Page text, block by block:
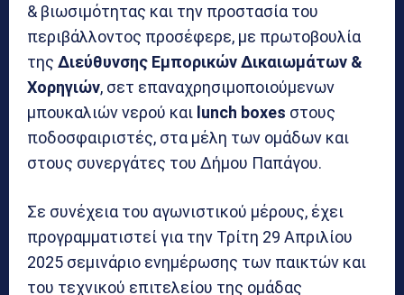
& βιωσιμότητας και την προστασία του
περιβάλλοντος προσέφερε, με πρωτοβουλία
της Διεύθυνσης Εμπορικών Δικαιωμάτων &
Χορηγιών, σετ επαναχρησιμοποιούμενων
μπουκαλιών νερού και lunch boxes στους
ποδοσφαιριστές, στα μέλη των ομάδων και
στους συνεργάτες του Δήμου Παπάγου.
Σε συνέχεια του αγωνιστικού μέρους, έχει
προγραμματιστεί για την Τρίτη 29 Απριλίου
2025 σεμινάριο ενημέρωσης των παικτών και
του τεχνικού επιτελείου της ομάδας